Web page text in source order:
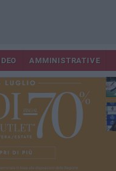
AMMINISTRATIVE